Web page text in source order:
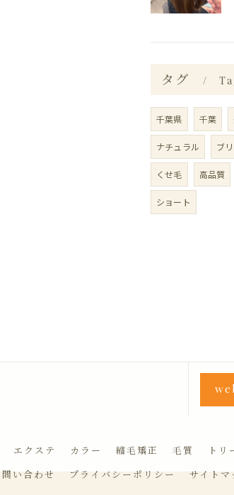
タグ
千葉県 千葉
ナチュラル ブ
くせ毛 高品質
ショート
エクステ カラー 縮毛矯正 毛質 トリ
い合わせ プライバシーポリシー サイトマ